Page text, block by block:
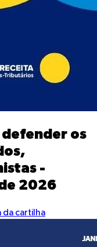
defender os
-
2026
da cartilha